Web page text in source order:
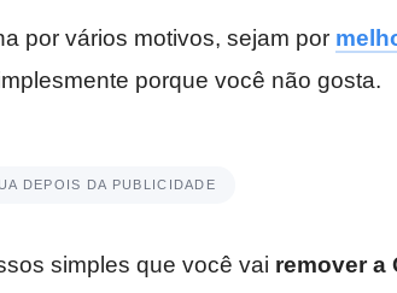
por vários motivos, sejam por
porque você não gosta.
DEPOIS DA PUBLICIDADE
simples que você vai remover a